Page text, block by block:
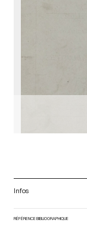
Infos
RÉFÉRENCE BIBLIOGRAPHIQUE